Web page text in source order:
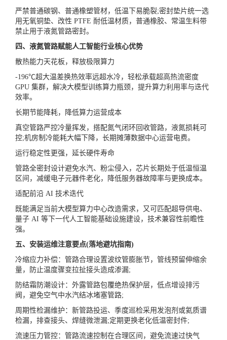
严禁普通碳钢、普通橡塑管材，低温下易脆裂;密封垫片统一选
用无氧铜垫、改性 PTFE 耐低温材质，普通橡胶、常温生料带
禁止用于液氮管路密封。
四、液氮管路赋能人工智能行业核心优势
散热能力天花板，释放极限算力
-196℃超大温差换热效率远超水冷，轻松承载超高热流密度
GPU 集群，解决大模型训练算力瓶颈，提升算力利用率与迭代
效率。
长期节能降耗，降低算力运营成本
真空管路严控冷量挥发，搭配氮气闭环回收管路，液氮损耗可
控;机房制冷能耗大幅下降，长期摊薄数据中心运营电费。
运行稳定性更强，延长硬件寿命
管路全密封设计避免水汽、粉尘侵入，芯片长期处于低温恒温
区间，减缓电子元器件老化，降低服务器故障率与更换成本。
适配前沿 AI 技术迭代
既能满足当前大模型算力中心改造需求，又可匹配超导供电、
量子 AI 等下一代人工智能基础设施建设，技术兼容性前瞻性
强。
五、安装运维注意要点(落地避坑指南)
冷缩应力补偿：管路合理设置波纹管膨胀节，管线预留伸缩余
量，防止温度骤变拉扯接头造成渗漏;
防结霜防潮设计：外露管路包覆绝热保护层，低点增设排污
阀，避免空气中水汽结冰堵塞管路;
周期性检漏维护：新管路投运、季度巡检采用发泡剂或氦质谱
检漏，排查接头、焊缝微泄漏;定期更换老化低温密封件;
流速压力管控：管路流速控制在合理区间，避免流速过快气